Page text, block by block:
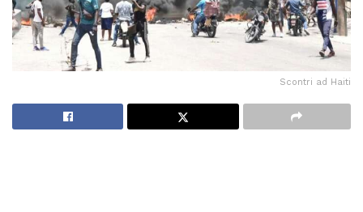
Scontri ad Haiti